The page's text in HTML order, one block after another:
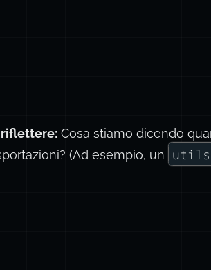
riflettere: Cosa stiamo dicendo
(Ad esempio, un